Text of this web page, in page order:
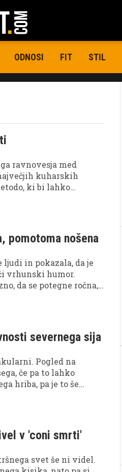
ODNOSI FIT STIL
ravnovesja med
kuharskih
ki bi lahko
pomotoma nošena
ljudi in pokazala, da je
vrhunski humor.
da se potegne ročna,"
severnega sija
Pogled na
če pa to lahko
hriba, pa je to še
v 'coni smrti'
svet še ni videl.